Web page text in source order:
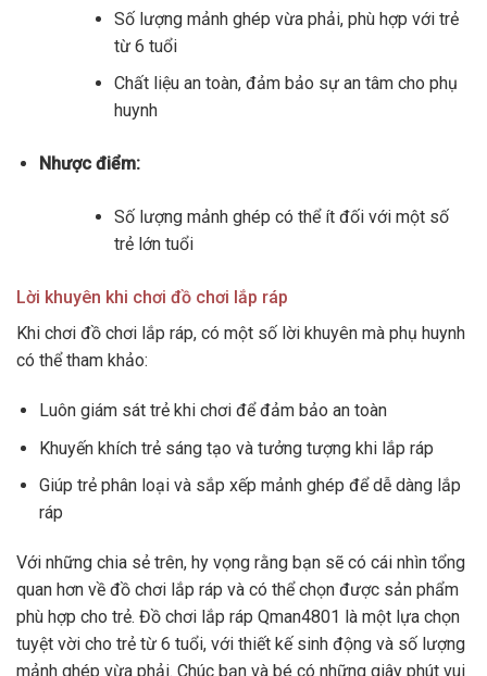
Số lượng mảnh ghép vừa phải, phù hợp với trẻ
từ 6 tuổi
Chất liệu an toàn, đảm bảo sự an tâm cho phụ
huynh
Nhược điểm:
Số lượng mảnh ghép có thể ít đối với một số
trẻ lớn tuổi
Lời khuyên khi chơi đồ chơi lắp ráp
Khi chơi đồ chơi lắp ráp, có một số lời khuyên mà phụ huynh
có thể tham khảo:
Luôn giám sát trẻ khi chơi để đảm bảo an toàn
Khuyến khích trẻ sáng tạo và tưởng tượng khi lắp ráp
Giúp trẻ phân loại và sắp xếp mảnh ghép để dễ dàng lắp
ráp
Với những chia sẻ trên, hy vọng rằng bạn sẽ có cái nhìn tổng
quan hơn về đồ chơi lắp ráp và có thể chọn được sản phẩm
phù hợp cho trẻ. Đồ chơi lắp ráp Qman4801 là một lựa chọn
tuyệt vời cho trẻ từ 6 tuổi, với thiết kế sinh động và số lượng
mảnh ghép vừa phải. Chúc bạn và bé có những giây phút vui